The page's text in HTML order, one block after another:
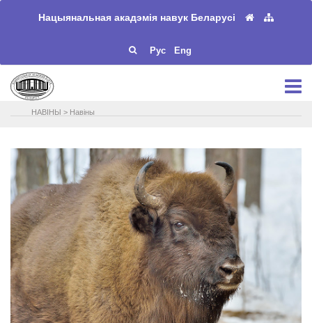
Нацыянальная акадэмія навук Беларусі
Рус Eng
НАВIНЫ > Навіны